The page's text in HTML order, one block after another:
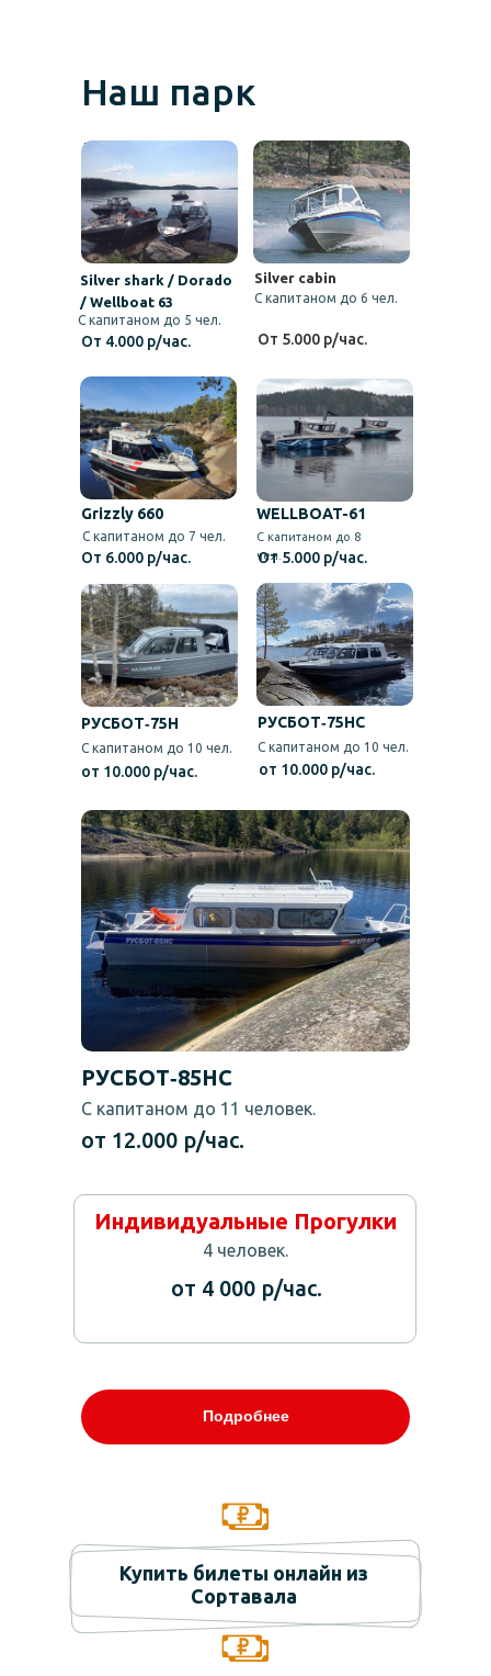
РУСБОТ‑75Н
от 10.000 р/час.
Наш парк
катеров
Silver shark / Dorado
/ Wellboat 63
От 4.000 р/час.
С капитаном до 5 чел.
Silver cabin
С капитаном до 6 чел.
От 5.000 р/час.
Подробнее
Grizzly 660
От 6.000 р/час.
С капитаном до 7 чел.
С капитаном до 10 чел.
Индивидуальные Прогулки
4 человек.
от 4 000 р/час.
РУСБОТ‑75НС
от 10.000 р/час.
С капитаном до 10 чел.
WELLBOAT-61
С капитаном до 8
чел.
От 5.000 р/час.
РУСБОТ‑85НС
от 12.000 р/час.
С капитаном до 11 человек.
Купить билеты онлайн из
Сортавала